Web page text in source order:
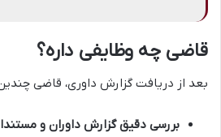
قاضی چه وظایفی داره؟
بعد از دریافت گزارش داوری، قاضی
بررسی دقیق گزارش داوران و